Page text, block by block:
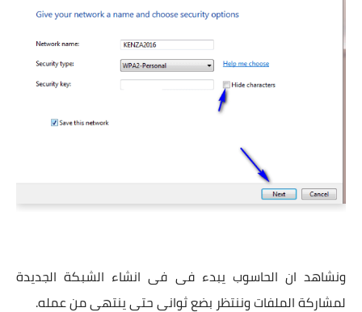
ونشاهد ان الحاسوب يبدء فى فى انشاء الشبكة الجديدة
لمشاركة الملفات وننتظر بضع ثوانى حتى ينتهى من عمله.